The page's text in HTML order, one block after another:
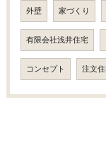
外壁 家づくり
有限会社浅井住宅
コンセプト 注文